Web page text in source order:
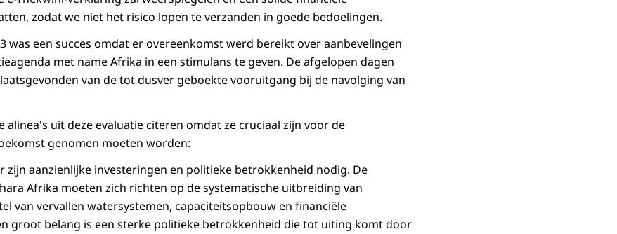
zodat we niet het risico lopen te verzanden in goede bedoelingen.
was een succes omdat er overeenkomst werd bereikt over aanbevelingen
met name Afrika in een stimulans te geven. De afgelopen dagen
van de tot dusver geboekte vooruitgang bij de navolging van
alinea's uit deze evaluatie citeren omdat ze cruciaal zijn voor de
genomen moeten worden:
zijn aanzienlijke investeringen en politieke betrokkenheid nodig. De
Afrika moeten zich richten op de systematische uitbreiding van
van vervallen watersystemen, capaciteitsopbouw en financiële
groot belang is een sterke politieke betrokkenheid die tot uiting komt door